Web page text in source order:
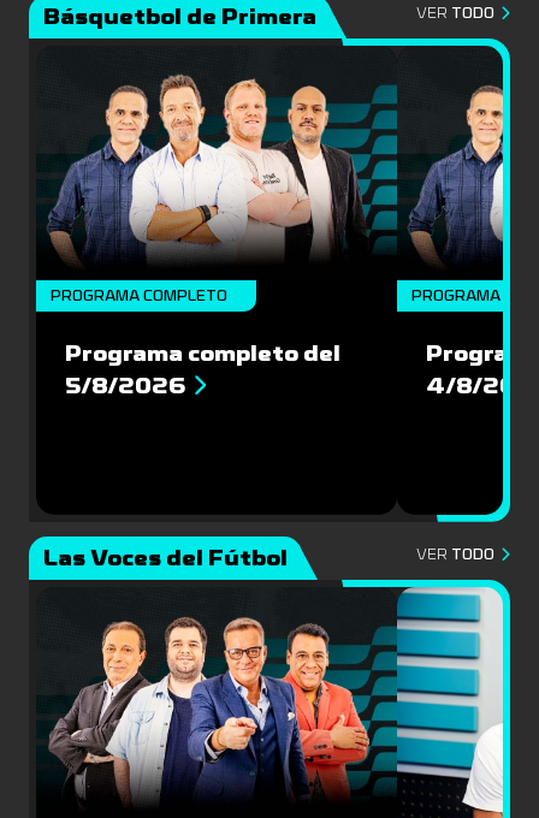
Básquetbol de Primera VER TODO
PROGRAMA COMPLETO
Programa completo del
5/8/2026
PROGRAMA
4/8/
Las Voces del Fútbol VER TODO